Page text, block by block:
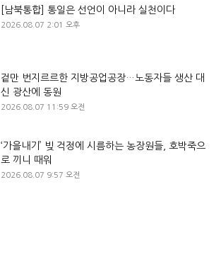
[남북통합] 통일은 선언이 아니라 실천이다
2026.08.07 2:01 오후
겉만 번지르르한 지방공업공장…노동자들 생산 대
신 광산에 동원
2026.08.07 11:59 오전
‘가을내기’ 빚 걱정에 시름하는 농장원들, 호박죽으
로 끼니 때워
2026.08.07 9:57 오전